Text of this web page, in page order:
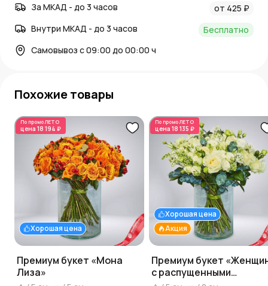
За МКАД - до 3 часов
от 425 ₽
Внутри МКАД - до 3 часов
Бесплатно
Самовывоз с 09:00 до 00:00 ч
Похожие товары
По промоЛЕТО
цена 18 194 ₽
Хорошая цена
Премиум букет «Мона
Лиза»
По промоЛЕТО
цена 18 135 ₽
Акция
Хорошая цена
Премиум букет
с распущенными